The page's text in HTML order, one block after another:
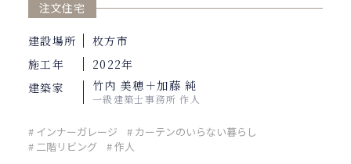
注文住宅
建設場所
枚方市
施工年
2022年
建築家
竹内 美穂＋加藤 純
一級建築士事務所 作人
# インナーガレージ
# カーテンのいらない暮らし
# 二階リビング
# 作人